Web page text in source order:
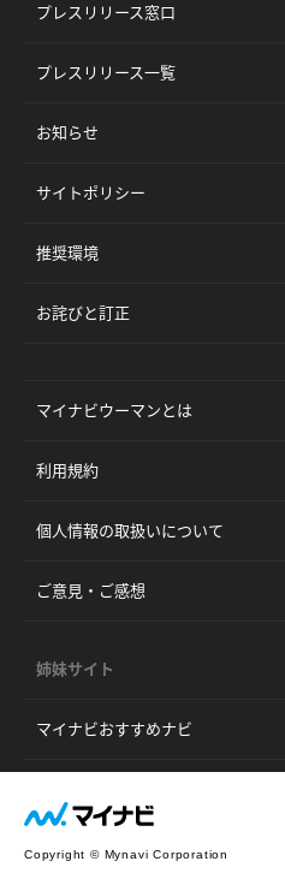
プレスリリース窓口
プレスリリース一覧
お知らせ
サイトポリシー
推奨環境
お詫びと訂正
マイナビウーマンとは
利用規約
個人情報の取扱いについて
ご意見・ご感想
姉妹サイト
マイナビおすすめナビ
Copyright © Mynavi Corporation